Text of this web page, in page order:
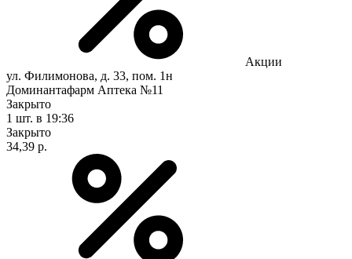
Акции
ул. Филимонова, д. 33, пом. 1н
Доминантафарм Аптека №11
Закрыто
1 шт. в 19:36
Закрыто
34,39 р.